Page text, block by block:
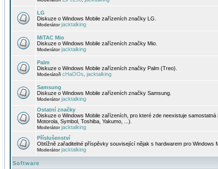
LG
Diskuze o Windows Mobile zařízeních značky LG.
Moderátorjacktalking
MiTAC Mio
Diskuze o Windows Mobile zařízeních značky Mio.
Moderátorjacktalking
Palm
Diskuze o Windows Mobile zařízeních značky Palm (Treo).
Moderátoři cHaOOs jacktalking
Samsung
Diskuze o Windows Mobile zařízeních značky Samsung.
Moderátorjacktalking
Ostatní značky
Diskuze o Windows Mobile zařízeních, pro které zde neexistuje
Motorola, Symbol, Toshiba, Yakumo, ...).
Moderátorjacktalking
Příslušenství
Obtížně zařaditelné příspěvky související nějak s hardwarem pro Windows
Moderátorjacktalking
Software